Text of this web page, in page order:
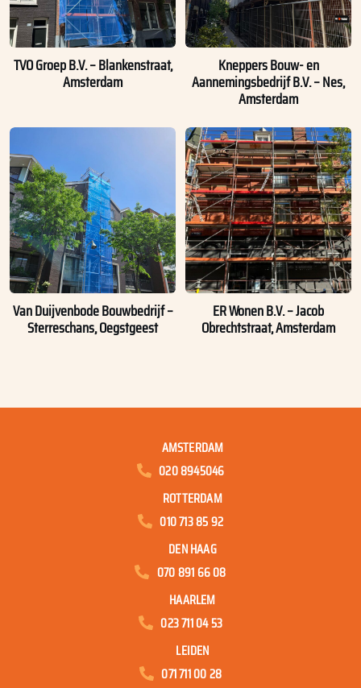
TVO Groep B.V. – Blankenstraat,
Amsterdam
Kneppers Bouw- en
Aannemingsbedrijf B.V. – Nes,
Amsterdam
Van Duijvenbode Bouwbedrijf –
Sterreschans, Oegstgeest
ER Wonen B.V. – Jacob
Obrechtstraat, Amsterdam
AMSTERDAM
020 8945046
ROTTERDAM
010 713 85 92
DEN HAAG
070 891 66 08
HAARLEM
023 711 04 53
LEIDEN
071 711 00 28